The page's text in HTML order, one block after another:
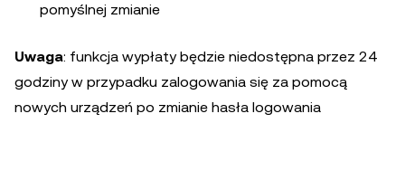
pomyślnej zmianie
Uwaga: funkcja wypłaty będzie niedostępna przez 24
godziny w przypadku zalogowania się za pomocą
nowych urządzeń po zmianie hasła logowania